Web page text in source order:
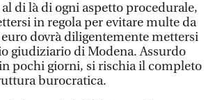
di là di ogni aspetto procedurale,
in regola per evitare multe da
dovrà diligentemente mettersi
giudiziario di Modena. Assurdo
pochi giorni, si rischia il completo
burocratica.